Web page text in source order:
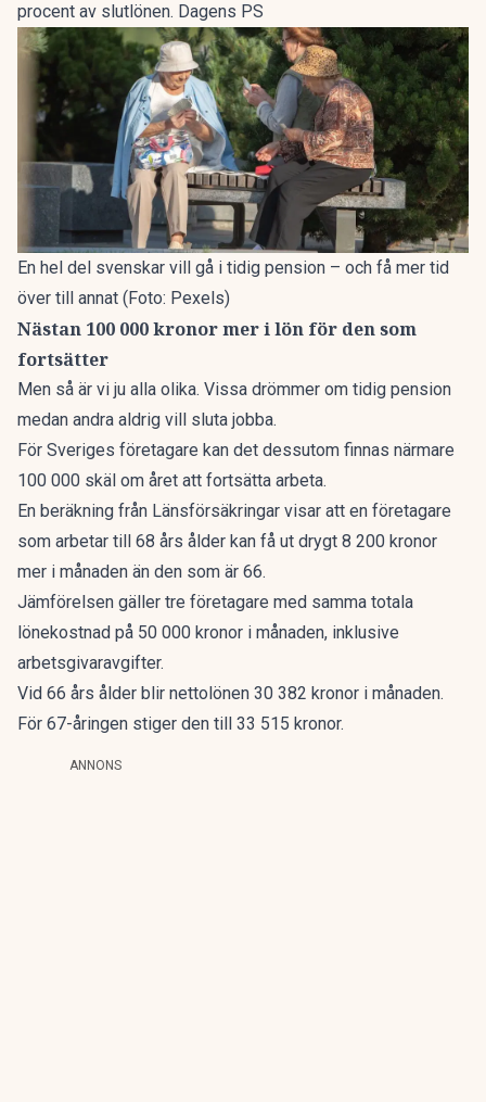
procent av slutlönen. Dagens PS
En hel del svenskar vill gå i tidig pension – och få mer tid
över till annat (Foto: Pexels)
Nästan 100 000 kronor mer i lön för den som
fortsätter
Men så är vi ju alla olika. Vissa drömmer om tidig pension
medan andra aldrig vill sluta jobba.
För Sveriges företagare kan det dessutom finnas närmare
100 000 skäl om året att fortsätta arbeta.
En beräkning från Länsförsäkringar visar att en företagare
som arbetar till 68 års ålder kan få ut drygt 8 200 kronor
mer i månaden än den som är 66.
Jämförelsen gäller tre företagare med samma totala
lönekostnad på 50 000 kronor i månaden, inklusive
arbetsgivaravgifter.
Vid 66 års ålder blir nettolönen 30 382 kronor i månaden.
För 67-åringen stiger den till 33 515 kronor.
ANNONS